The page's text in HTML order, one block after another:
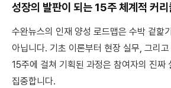
성장의 발판이 되는 15주 체계적 커리
수완뉴스의 인재 양성 로드맵은 수박 겉핥
아닙니다. 기초 이론부터 현장 실무, 그리
15주에 걸쳐 기획된 과정은 참여자의 진짜
집중합니다.